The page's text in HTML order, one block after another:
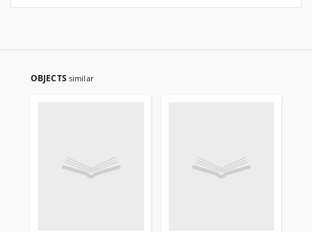
OBJECTS similar